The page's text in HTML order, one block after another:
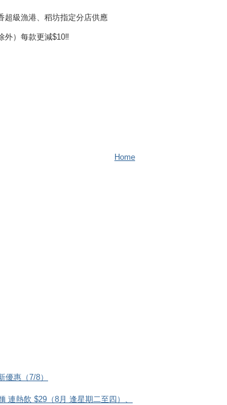
超級漁港、稻坊指定分店供應
外）每款更減$10‼
Home
優惠（7/8）
連熱飲 $29（8月 逢星期二至四）、